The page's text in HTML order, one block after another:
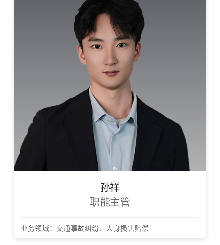
孙祥
职能主管
业务领域：交通事故纠纷、人身损害赔偿